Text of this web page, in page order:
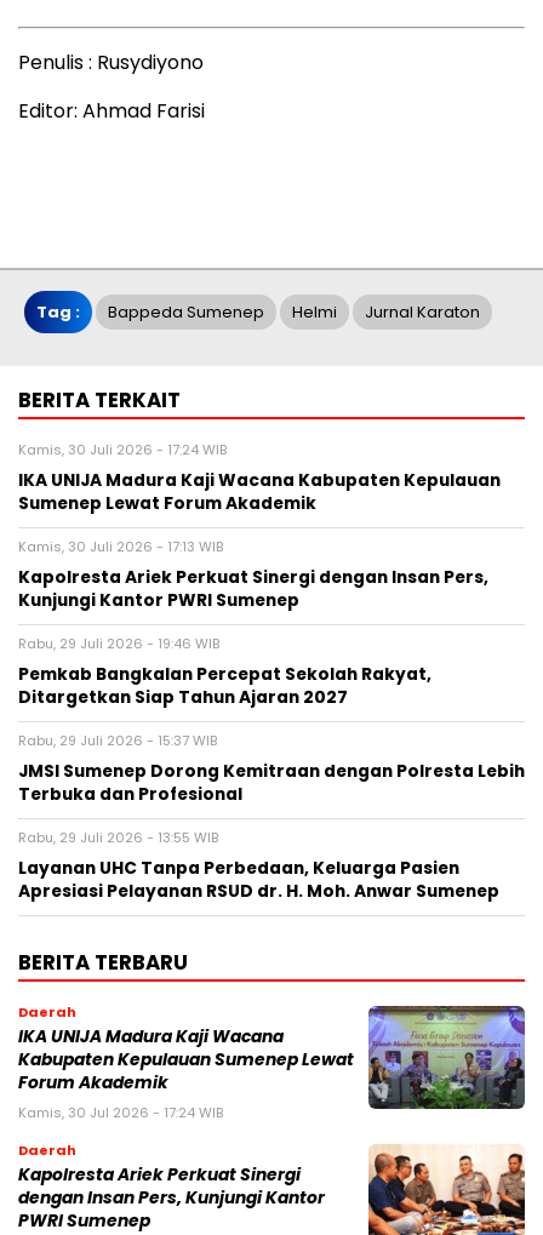
Penulis : Rusydiyono
Editor: Ahmad Farisi
Tag : Bappeda Sumenep Helmi Jurnal Karaton
BERITA TERKAIT
Kamis, 30 Juli 2026 - 17:24 WIB
IKA UNIJA Madura Kaji Wacana Kabupaten Kepulauan
Sumenep Lewat Forum Akademik
Kamis, 30 Juli 2026 - 17:13 WIB
Kapolresta Ariek Perkuat Sinergi dengan Insan Pers,
Kunjungi Kantor PWRI Sumenep
Rabu, 29 Juli 2026 - 19:46 WIB
Pemkab Bangkalan Percepat Sekolah Rakyat,
Ditargetkan Siap Tahun Ajaran 2027
Rabu, 29 Juli 2026 - 15:37 WIB
JMSI Sumenep Dorong Kemitraan dengan Polresta Lebih
Terbuka dan Profesional
Rabu, 29 Juli 2026 - 13:55 WIB
Layanan UHC Tanpa Perbedaan, Keluarga Pasien
Apresiasi Pelayanan RSUD dr. H. Moh. Anwar Sumenep
BERITA TERBARU
Daerah
IKA UNIJA Madura Kaji Wacana
Kabupaten Kepulauan Sumenep Lewat
Forum Akademik
Kamis, 30 Jul 2026 - 17:24 WIB
Daerah
Kapolresta Ariek Perkuat Sinergi
dengan Insan Pers, Kunjungi Kantor
PWRI Sumenep